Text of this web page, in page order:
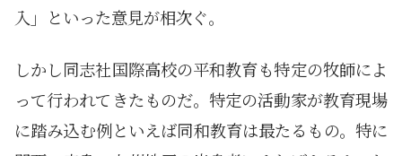
入」といった意見が相次ぐ。
しかし同志社国際高校の平和教育も特定の牧師によ
って行われてきたものだ。特定の活動家が教育現場
に踏み込む例といえば同和教育は最たるもの。特に